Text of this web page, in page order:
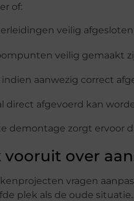
of:
veilig afgesloten
veilig gemaakt
indien aanwezig correct
direct afgevoerd kan
demontage zorgt ervoor
vooruit over
vragen
plek als de oude situatie.